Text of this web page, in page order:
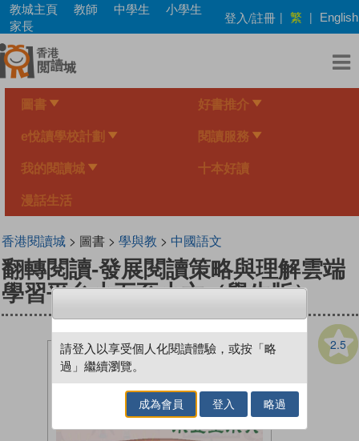
Skip
main
content
教城主頁 教師 中學生
小學生
家長
登入/註冊 | 繁 | English
圖書 好書推介
e悅讀學校計劃 閱讀服務
我的閱讀城 十本好讀
漫話生活
香港閱讀城> 圖書 > 學與教 > 中國語文
翻轉閱讀-發展閱讀策略與理解雲端
學習平台小五至小六（學生版）
2.5
請登入以享受個人化閱讀體驗，或按「略
過」繼續瀏覽。
成為會員 登入 略過